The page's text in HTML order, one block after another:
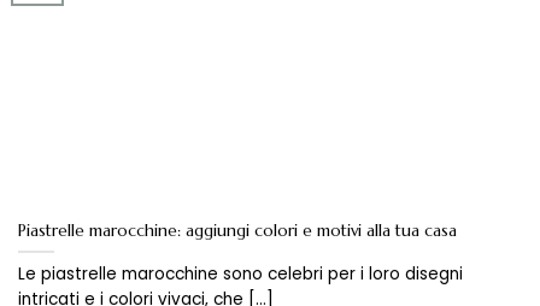
Piastrelle marocchine: aggiungi colori e motivi alla tua casa
Le piastrelle marocchine sono celebri per i loro disegni
intricati e i colori vivaci, che [...]